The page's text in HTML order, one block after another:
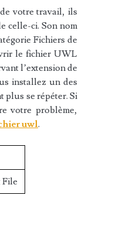
votre travail, ils
celle-ci. Son nom
Fichiers de
le fichier UWL
l’extension de
installez un des
plus se répéter. Si
votre problème,
uwl.
File